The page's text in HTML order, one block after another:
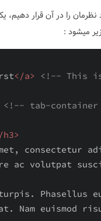
میشود :
</a>
<!-- This
<!-- tab-
h3>
ac volutpat
Phasellus
Nam euismod